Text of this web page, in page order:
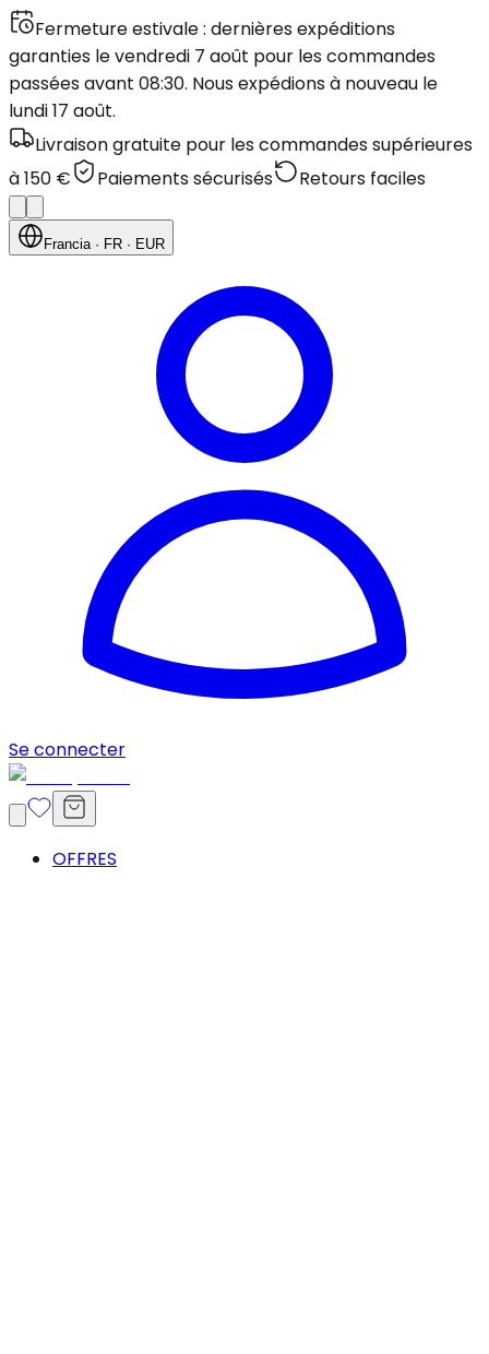
Fermeture estivale : dernières expéditions
garanties le vendredi 7 août pour les commandes
passées avant 08:30. Nous expédions à nouveau le
lundi 17 août.
Livraison gratuite pour les commandes supérieures
à 150 €
Paiements sécurisés Retours faciles
Francia· FR · EUR
Se connecter
OFFRES